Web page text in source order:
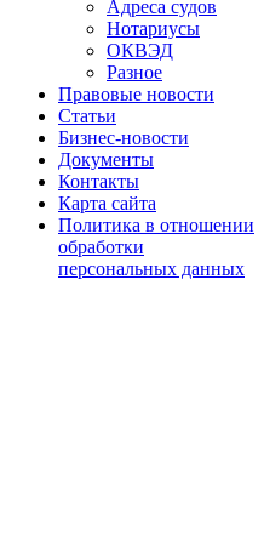
Адреса судов
Нотариусы
ОКВЭД
Разное
Правовые новости
Статьи
Бизнес-новости
Документы
Контакты
Карта сайта
Политика в отношении
обработки
персональных данных